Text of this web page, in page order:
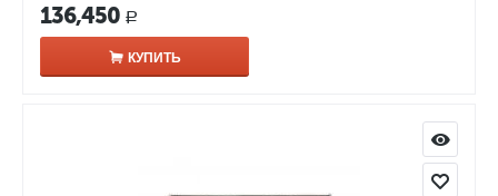
136,450 Р
КУПИТЬ